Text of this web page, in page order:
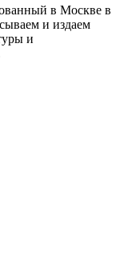
в Москве в
и издаем
и